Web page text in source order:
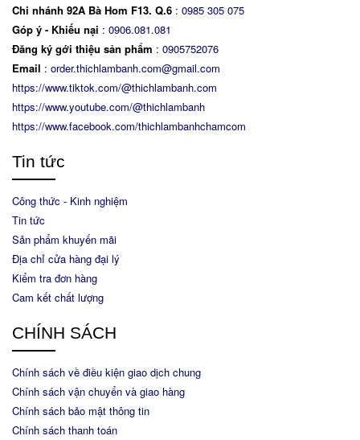
Chi nhánh 92A Bà Hom F13. Q.6 : 0985 305 075
Góp ý - Khiếu nại : 0906.081.081
Đăng ký gới thiệu sản phẩm : 0905752076
Email : order.thichlambanh.com@gmail.com
https://www.tiktok.com/@thichlambanh.com
https://www.youtube.com/@thichlambanh
https://www.facebook.com/thichlambanhchamcom
Tin tức
Công thức - Kinh nghiệm
Tin tức
Sản phẩm khuyến mãi
Địa chỉ cửa hàng đại lý
Kiểm tra đơn hàng
Cam kết chất lượng
CHÍNH SÁCH
Chính sách về điều kiện giao dịch chung
Chính sách vận chuyển và giao hàng
Chính sách bảo mật thông tin
Chính sách thanh toán